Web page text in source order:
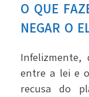
O QUE
NEGAR O
Infelizmente,
entre a lei e
recusa do